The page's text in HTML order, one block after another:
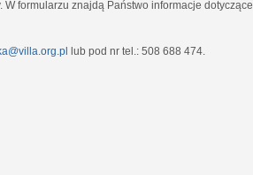
formularzu znajdą Państwo informacje dotyczące
lub pod nr tel.: 508 688 474.